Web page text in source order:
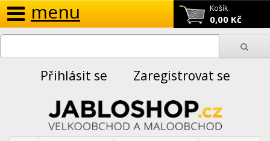
Košík
0,00 Kč
menu
Přihlásit se Zaregistrovat se